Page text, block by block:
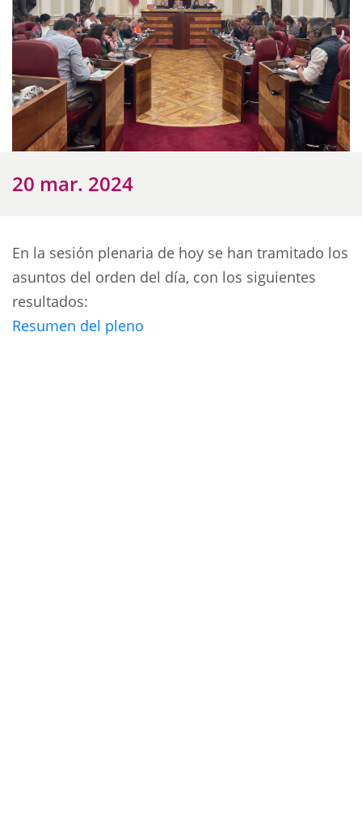
20 mar. 2024
En la sesión plenaria de hoy se han tramitado los
asuntos del orden del día, con los siguientes
resultados:
Resumen del pleno